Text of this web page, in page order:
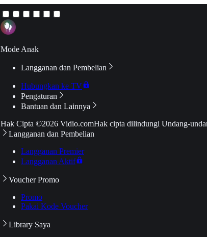
Mode Anak
Langganan dan Pembelian
Hubungkan ke TV
Pengaturan
Bantuan dan Lainnya
Hak Cipta ©2026 Vidio.comHak cipta dilindungi Undang-
Langganan dan Pembelian
Langganan Premier
Langganan Aktif
Voucher Promo
Promo
Pakai Kode Voucher
Library Saya